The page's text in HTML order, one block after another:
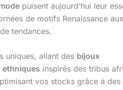
puisent aujourd’hui leur
de motifs Renaissance aux
tendances.
uniques, allant des bijoux
ethniques inspirés des tribus
vos stocks grâce à des